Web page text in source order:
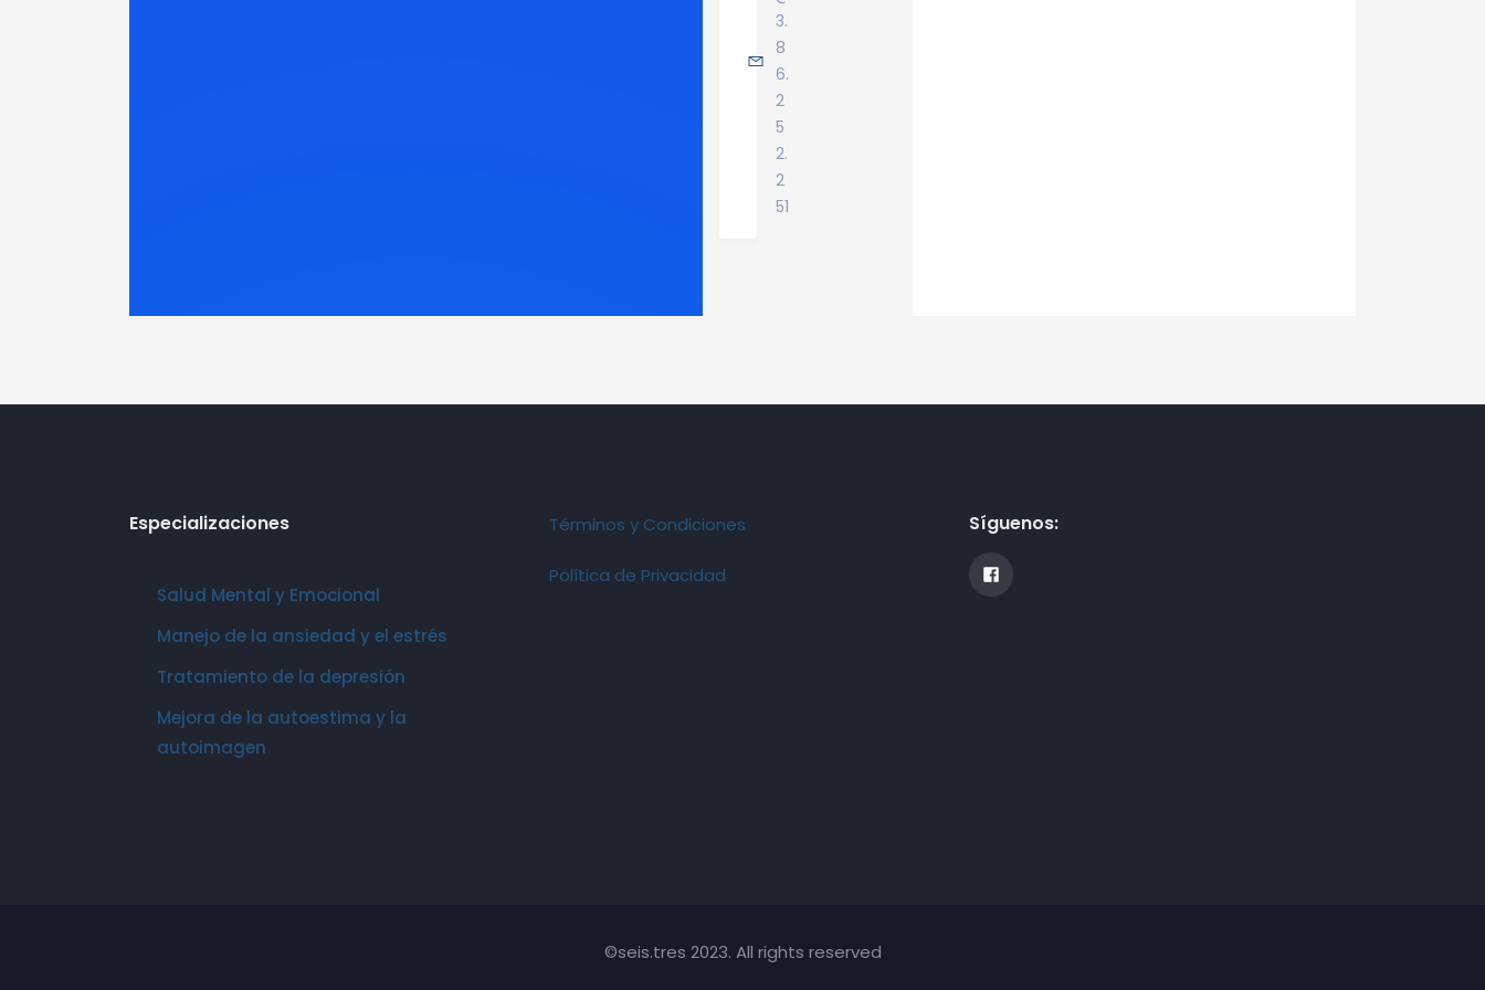
3.
8
6.
2
5
2.
2
51
Especializaciones
Salud Mental y Emocional
Manejo de la ansiedad y el estrés
Tratamiento de la depresión
Mejora de la autoestima y la
autoimagen
Términos y Condiciones
Política de Privacidad
Síguenos:
©seis.tres 2023. All rights reserved